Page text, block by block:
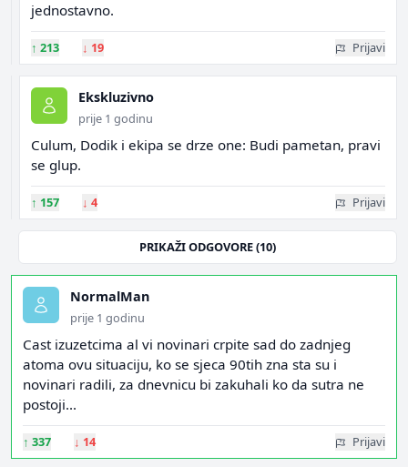
jednostavno.
↑ 213 ↓ 19 Prijavi
Ekskluzivno
prije 1 godinu
Culum, Dodik i ekipa se drze one: Budi pametan, pravi
se glup.
↑ 157 ↓ 4 Prijavi
PRIKAŽI ODGOVORE (10)
NormalMan
prije 1 godinu
Cast izuzetcima al vi novinari crpite sad do zadnjeg
atoma ovu situaciju, ko se sjeca 90tih zna sta su i
novinari radili, za dnevnicu bi zakuhali ko da sutra ne
postoji...
↑ 337 ↓ 14 Prijavi